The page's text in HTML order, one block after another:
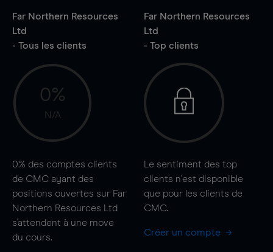
Far Northern Resources
Ltd
- Tous les clients
0%
N/A
0% des comptes clients
de CMC ayant des
positions ouvertes sur Far
Northern Resources Ltd
s'attendent à une move
du cours.
Far Northern Resources
Ltd
- Top clients
Le sentiment des top
clients n'est disponible
que pour les clients de
CMC.
Créer un compte